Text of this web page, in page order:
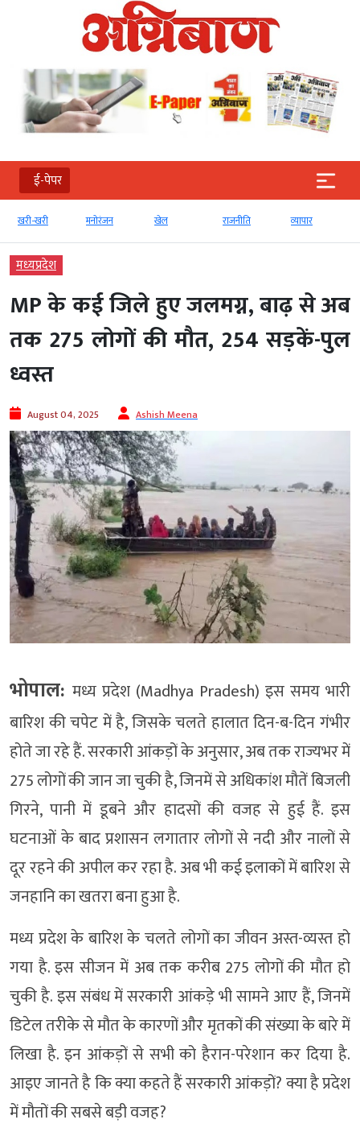
ई-पेपर
खरी-खरी मनोरंजन खेल राजनीति व्‍यापार
मध्‍यप्रदेश
MP के कई जिले हुए जलमग्न, बाढ़ से अब
तक 275 लोगों की मौत, 254 सड़कें-पुल
ध्वस्त
August 04, 2025 Ashish Meena
भोपाल: मध्य प्रदेश (Madhya Pradesh) इस समय भारी
बारिश की चपेट में है, जिसके चलते हालात दिन-ब-दिन गंभीर
होते जा रहे हैं. सरकारी आंकड़ों के अनुसार, अब तक राज्यभर में
275 लोगों की जान जा चुकी है, जिनमें से अधिकांश मौतें बिजली
गिरने, पानी में डूबने और हादसों की वजह से हुई हैं. इस
घटनाओं के बाद प्रशासन लगातार लोगों से नदी और नालों से
दूर रहने की अपील कर रहा है. अब भी कई इलाकों में बारिश से
जनहानि का खतरा बना हुआ है.
मध्य प्रदेश के बारिश के चलते लोगों का जीवन अस्त-व्यस्त हो
गया है. इस सीजन में अब तक करीब 275 लोगों की मौत हो
चुकी है. इस संबंध में सरकारी आंकड़े भी सामने आए हैं, जिनमें
डिटेल तरीके से मौत के कारणों और मृतकों की संख्या के बारे में
लिखा है. इन आंकड़ों से सभी को हैरान-परेशान कर दिया है.
आइए जानते है कि क्या कहते हैं सरकारी आंकड़ों? क्या है प्रदेश
में मौतों की सबसे बड़ी वजह?